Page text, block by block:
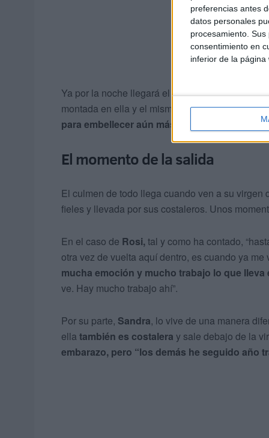
preferencias antes
datos personales
procesamiento.
consentimiento en
inferior de la página
Ya por la noche llegará el momento depreparar
montada en ella y el mismo miércoles, a partir
para embellecer aún más esta salida
El momento de la salida
El culmen de todo llega cuando ven a su
fieles y llevada por sus costaleros. Unos
En el caso de Rosi, tal y como ha contado,
otra vez de vuelta aquí dentro, es cuando ya me
mucha emoción y mucho trabajo lo que lleva
ve. Hay mucho trabajo ahí”.
Por su parte, Sandra, lo vive de una manera
ella también es costalera y sale debajo de la
embarazo, pero “los demás he seguido año